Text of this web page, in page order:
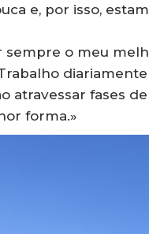
e, por isso,
o meu
atravessar fases
forma.»